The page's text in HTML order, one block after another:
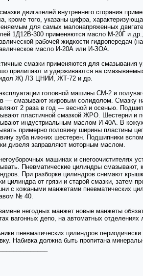
двигателей внутреннего сгорания
кроме того, указаны цифра,
для самых малонапряженных
1Д12В-300 применяются масло М-20Г и
рабочей жидкости гидропередач
масло И-20А или И-ЗОА.
смазки применяются для смазывания
прилипают и удерживаются на
Ж) ЛЗ ЦНИИ, ЖТ-72 и др.
головной машины СМ-2 и
— смазывают жировым солидолом. Смазку
2 раза в год — весной и осенью.
пластичной смазкой ЖРО. Шестерни и
индустриальным маслом И-40А. В
примерно половину ширины пластины
зуба нижних шестерен. Подшипники
дизеля заправляют моторным маслом.
машинах и снегоочистителях
Пневматические цилиндры смазывают,
При разборке цилиндров снимают
цилиндра от грязи и старой смазки, затем
с кожаными манжетами пневматических
№ 40.
негодных манжет новые манжеты
вагонных депо, на автоматных
пневматических цилиндров
Набивка должна быть пропитана